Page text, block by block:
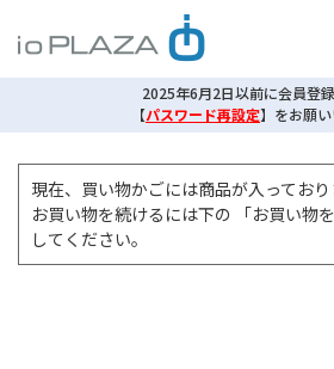
2025年6月2日以前に会員登
【パスワード再設定】 をお願
現在、買い物かごには商品が入っており
お買い物を続けるには下の 「お買い物
してください。